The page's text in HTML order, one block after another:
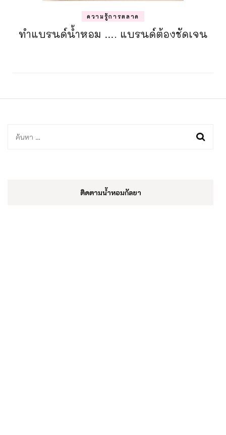
ความรู้การตลาด
ทำแบรนด์น้ำหอม …. แบรนด์ต้องชัดเจน
ค้นหา
ติดตามน้ำหอมกัลยา